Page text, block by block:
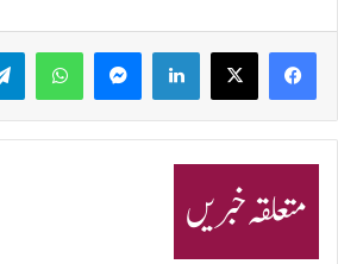
LinkedIn
WhatsApp
متعلقہ خبریں